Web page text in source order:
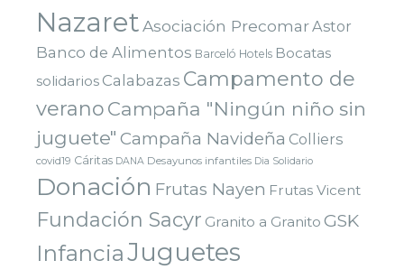
NazaretAsociación PrecomarAstor
Banco de Alimentos Barceló Hotels Bocatas
solidarios Calabazas Campamento de
verano Campaña "Ningún niño sin
juguete" Campaña Navideña Colliers
covid19 Cáritas DANA Desayunos infantiles Dia Solidario
Donación Frutas Nayen Frutas Vicent
Fundación Sacyr Granito a Granito GSK
InfanciaJuguetes